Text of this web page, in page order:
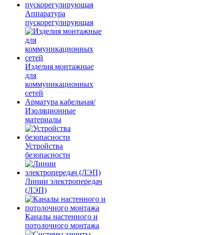
Аппаратура
пускорегулирующая
Изделия монтажные
для
коммуникационных
сетей
Арматура кабельная/
Изоляционные
материалы
Устройства
безопасности
Линии электропередач
(ЛЭП)
Каналы настенного и
потолочного монтажа